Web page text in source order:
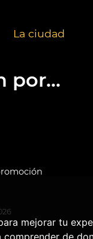
mejorar tu
de
La ciudad
por...